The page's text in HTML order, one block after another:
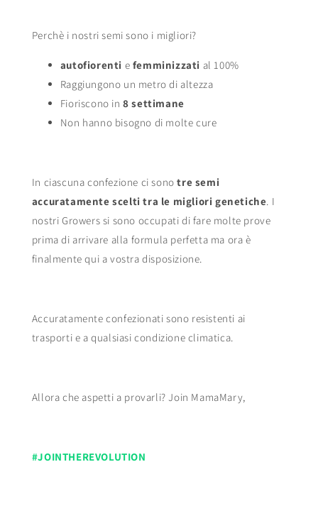
Perchè i nostri semi sono i migliori?
autofiorenti e femminizzati al 100%
Raggiungono un metro di altezza
Fioriscono in8 settimane
Non hanno bisogno di molte cure
In ciascuna confezione ci sonotre semi
accuratamente scelti tra le migliori genetiche. I
nostri Growers si sono occupati di fare molte prove
prima di arrivare alla formula perfetta ma ora è
finalmente qui a vostra disposizione.
Accuratamente confezionati sono resistenti ai
trasporti e a qualsiasi condizione climatica.
Allora che aspetti a provarli? Join MamaMary,
#JOINTHEREVOLUTION